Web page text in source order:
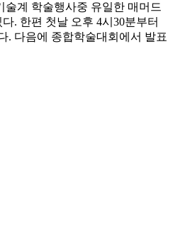
술계 학술행사중 유일한 매머드
. 한편 첫날 오후 4시30분부터
. 다음에 종합학술대회에서 발표